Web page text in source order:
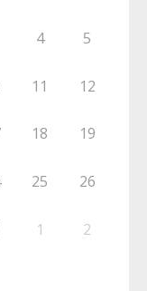
4 5
11 12
18 19
25 26
1 2